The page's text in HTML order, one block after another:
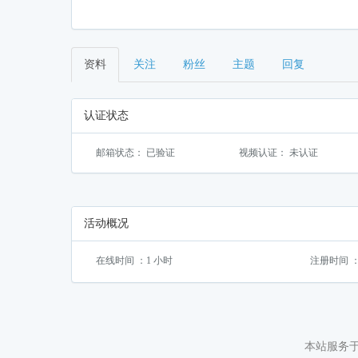
资料 关注 粉丝 主题 回复
认证状态
邮箱状态： 已验证 视频认证： 未认证
活动概况
在线时间 ：1 小时 注册时间
本站服务